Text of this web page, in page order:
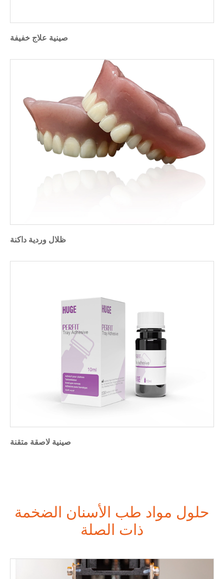
صينية علاج خفيفة
ظلال وردية داكنة
صينية لاصقة متقنة
حلول مواد طب الأسنان الضخمة
ذات الصلة